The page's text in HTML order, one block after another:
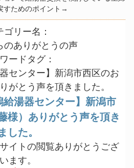
すためのポイント →
ゴリー名：
のありがとうの声
ードタグ：
センター】新潟市西区のお
がとう声を頂きました。
給湯器センター】新潟市
様）ありがとう声を頂き
ました。
イトの閲覧ありがとうござ
います。